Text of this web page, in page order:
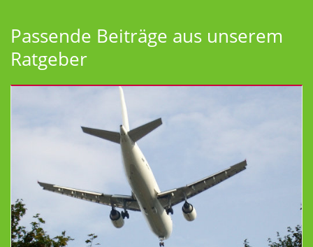
Passende Beiträge aus unserem
Ratgeber